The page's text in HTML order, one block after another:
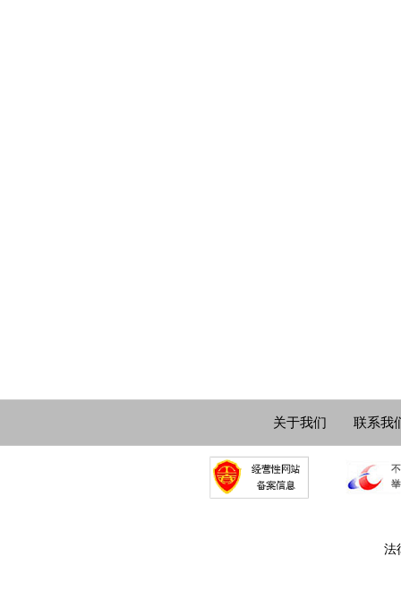
关于我们 联系我
法